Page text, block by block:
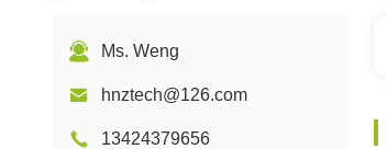
Ms. Weng
hnztech@126.com
13424379656